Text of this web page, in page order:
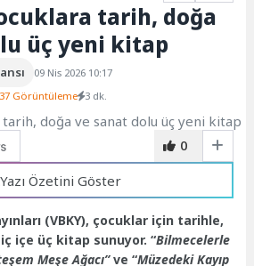
tarih, doğa
üç yeni kitap
09 Nis 2026 10:17
37 Görüntüleme 3 dk.
0
Yazı Özetini Göster
(VBKY), çocuklar için tarihle,
içe üç kitap sunuyor. “Bilmecelerle
Meşe Ağacı”ve “Müzedeki Kayıp